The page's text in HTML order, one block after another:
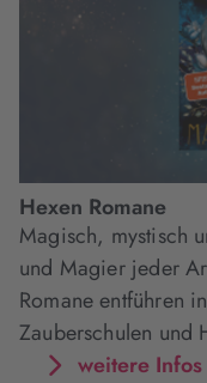
Hexen Romane
Magisch, mystisch
und Magier jeder
Romane entführen
Zauberschulen und
weitere Infos